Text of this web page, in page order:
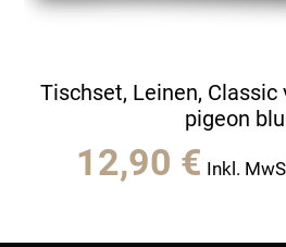
Tischset, Leinen, Classic
pigeon
12,90 € Inkl.